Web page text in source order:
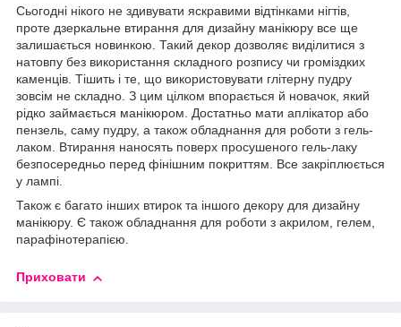
Сьогодні нікого не здивувати яскравими відтінками нігтів,
проте дзеркальне втирання для дизайну манікюру все ще
залишається новинкою. Такий декор дозволяє виділитися з
натовпу без використання складного розпису чи громіздких
каменців. Тішить і те, що використовувати глітерну пудру
зовсім не складно. З цим цілком впорається й новачок, який
рідко займається манікюром. Достатньо мати аплікатор або
пензель, саму пудру, а також обладнання для роботи з гель-
лаком. Втирання наносять поверх просушеного гель-лаку
безпосередньо перед фінішним покриттям. Все закріплюється
у лампі.
Також є багато інших втирок та іншого декору для дизайну
манікюру. Є також обладнання для роботи з акрилом, гелем,
парафінотерапією.
Приховати